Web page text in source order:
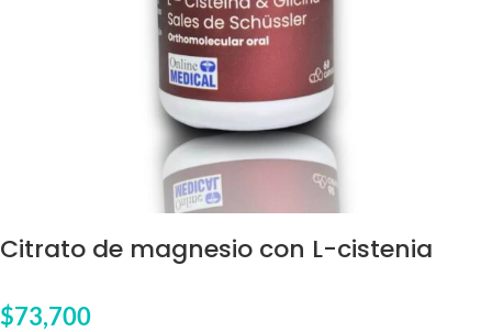
Citrato de magnesio con L-cistenia
$73,700